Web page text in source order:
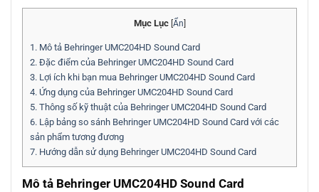
Mục Lục Ẩn
1. Mô tả Behringer UMC204HD Sound Card
2. Đặc điểm của Behringer UMC204HD Sound Card
3. Lợi ích khi bạn mua Behringer UMC204HD Sound Card
4. Ứng dụng của Behringer UMC204HD Sound Card
5. Thông số kỹ thuật của Behringer UMC204HD Sound Card
6. Lập bảng so sánh Behringer UMC204HD Sound Card với các
sản phẩm tương đương
7. Hướng dẫn sử dụng Behringer UMC204HD Sound Card
Mô tả Behringer UMC204HD Sound Card